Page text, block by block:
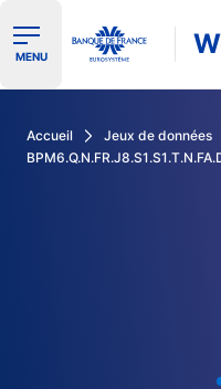
Ouvrir le menu de
MENU
Accueil Jeux de données